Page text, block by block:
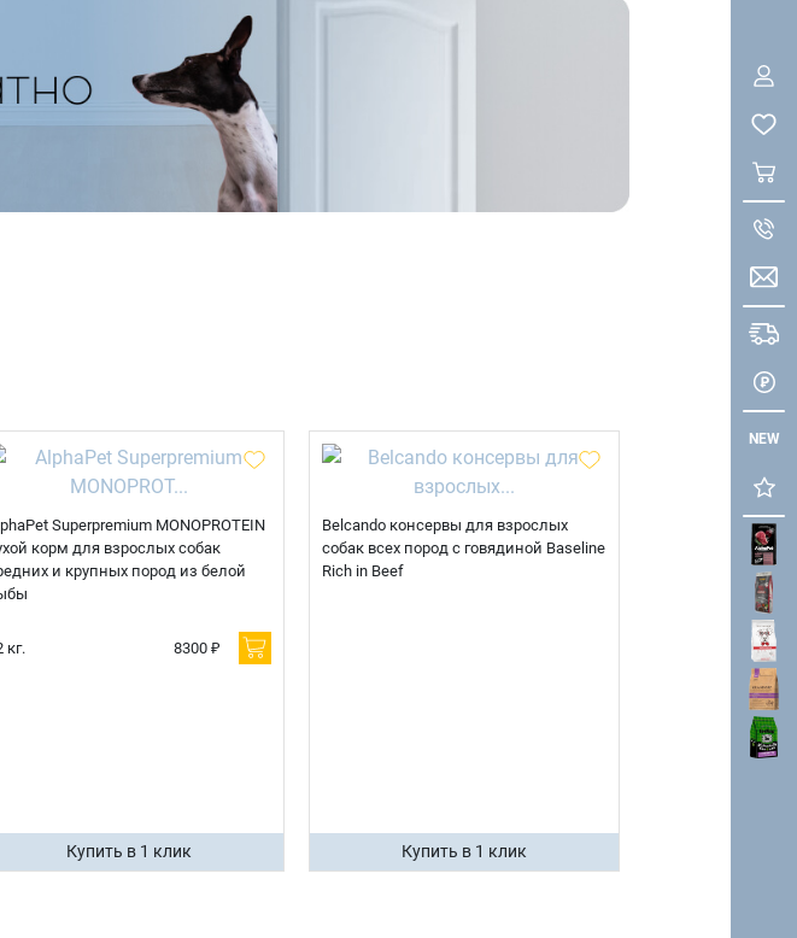
NEW
Superpremium MONOPROTEIN
корм для взрослых собак
и крупных пород из белой
кг. 8300 ₽
Купить в 1 клик
Belcando консервы для взрослых
собак всех пород с говядиной Baseline
Rich in Beef
Купить в 1 клик